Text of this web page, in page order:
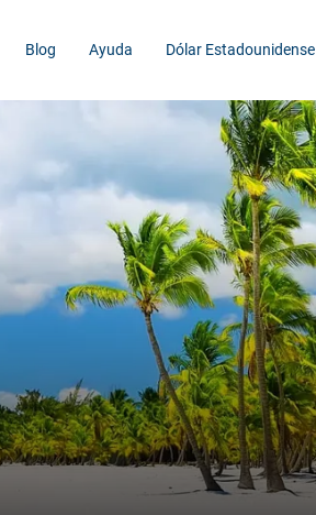
Blog Ayuda Dólar Estadounidense